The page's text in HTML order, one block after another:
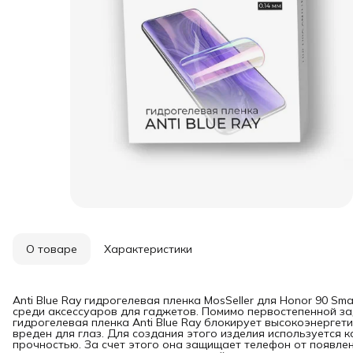
О товаре Характеристики
Anti Blue Ray гидрогелевая пленка MosSeller для Honor 90
среди аксессуаров для гаджетов. Помимо первостепенной
гидрогелевая пленка Anti Blue Ray блокирует
вреден для глаз. Для создания этого изделия используется
прочностью. За счет этого она защищает телефон от